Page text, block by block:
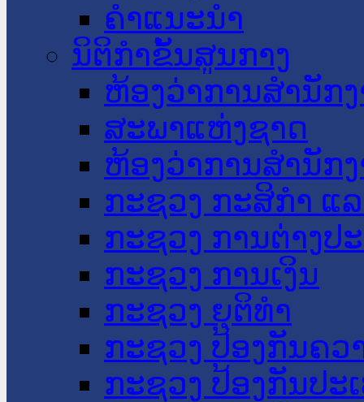
ຄໍາແນະນໍາ
ນິຕິກໍາຂັ້ນສູນກາງ
ຫ້ອງວ່າການສໍານັກ
ສະພາແຫ່ງຊາດ
ຫ້ອງວ່າການສຳນັກ
ກະຊວງ ກະສິກຳ ແ
ກະຊວງ ການຕ່າງປ
ກະຊວງ ການເງິນ
ກະຊວງ ຍຸຕິທໍາ
ກະຊວງ ປ້ອງກັນຄວ
ກະຊວງ ປ້ອງກັນປະ